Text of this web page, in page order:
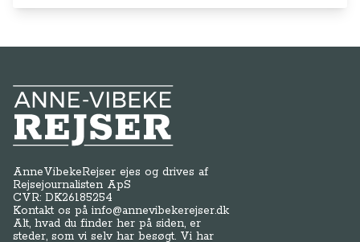
Anne-Vibeke Rejser
AnneVibekeRejser ejes og drives af
Rejsejournalisten ApS
CVR: DK26185254
Kontakt os påinfo@annevibekerejser.dk
Alt, hvad du finder her på siden, er
steder, som vi selv har besøgt. Vi har